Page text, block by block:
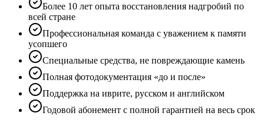
Более 10 лет опыта восстановления надгробий по
всей стране
Профессиональная команда с уважением к памяти
усопшего
Специальные средства, не повреждающие камень
Полная фотодокументация «до и после»
Поддержка на иврите, русском и английском
Годовой абонемент с полной гарантией на весь срок